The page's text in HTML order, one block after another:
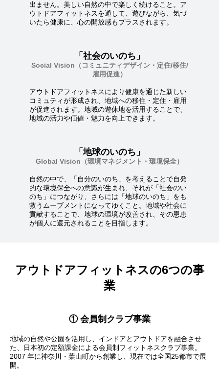
出ません。美しい自然の中で楽しく続けること。ア
ウトドアフィットネスを通して、遊びながら、気づ
いたら健康に、心の開放感もプラスされます。
「社会のいのち」
Social Vision（コミュニティデザイン・定住/移住/
雇用促進）
アウトドアフィットネスにより健康を通じた新しい
コミュティが形成され、地域への移住・定住・雇用
が促進されます。地域の遊休地を活用することで、
地域の活力や価値・魅力を向上できます。
「地球のいのち」
Global Vision（環境マネジメント・環境保全）
自然の中で、「自分のいのち」を考えることで自発
的な環境保全への意識が生まれ、それが「社会のい
のち」につながり、さらには「地球のいのち」をも
救うムーブメントになってゆくこと。地域や社会に
貢献することで、地球の環境が改善され、その恩恵
が個人に還元されることを目指します。
アウトドアフィットネスの6つの事
業
① 会員制クラブ事業
地域の自然や公園を活用し、インドアとアウトドアを融合させ
た、日本初の定額課金による会員制フィットネスクラブ事業。
2007 年に神奈川・葉山町から創業し、現在では全国25都市で展
開。